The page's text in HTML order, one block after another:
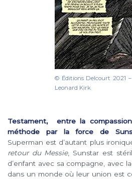
© Éditions Delcourt 2021
Leonard Kirk
Testament, entre la
méthode par la force de
Superman est d’autant plus
retour du Messie, Sunstar est
d’enfant avec sa compagne, avec
dans un monde où leur union est